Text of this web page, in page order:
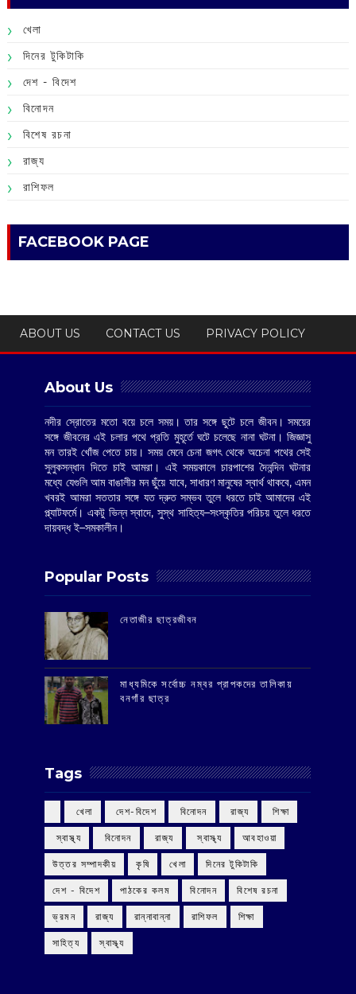
খেলা
দিনের টুকিটাকি
দেশ - বিদেশ
বিনোদন
বিশেষ রচনা
রাজ্য
রাশিফল
FACEBOOK PAGE
ABOUT US CONTACT US PRIVACY POLICY
About Us
নদীর স্রোতের মতো বয়ে চলে সময়। তার সঙ্গে ছুটে চলে জীবন। সময়ের
সঙ্গে জীবনের এই চলার পথে প্রতি মুহূর্তে ঘটে চলেছে নানা ঘটনা। জিজ্ঞাসু
মন তারই খোঁজ পেতে চায়। সময় মেনে চেনা জগৎ থেকে অচেনা পথের সেই
সুলুকসন্ধান দিতে চাই আমরা। এই সময়কালে চারপাশের দৈনন্দিন ঘটনার
মধ্যে যেগুলি আম বাঙালীর মন ছুঁয়ে যাবে, সাধারণ মানুষের স্বার্থ থাকবে, এমন
খবরই আমরা সততার সঙ্গে যত দ্রুত সম্ভব তুলে ধরতে চাই আমাদের এই
প্ল্যাটফর্মে। একটু ভিন্ন স্বাদে, সুস্থ সাহিত্য–সংস্কৃতির পরিচয় তুলে ধরতে
দায়বদ্ধ ই–সমকালীন।
Popular Posts
‌নেতাজীর ছাত্রজীবন
মাধ্যমিকে সর্বোচ্চ নম্বর প্রাপকদের তালিকায়
বনগাঁর ছাত্র
Tags
‌ খেলা ‌ দেশ-বিদেশ ‌ বিনোদন ‌ রাজ্য ‌ শিক্ষা
‌ স্বাস্থ্য ‌ বিনোদন ‌ রাজ্য ‌ স্বাস্থ্য আবহাওয়া
উত্তর সম্পাদকীয় কৃষি খেলা দিনের টুকিটাকি
দেশ - বিদেশ পাঠকের কলম বিনোদন বিশেষ রচনা
ভ্রমন রাজ্য রান্নাবান্না রাশিফল শিক্ষা
সাহিত্য স্বাস্থ্য